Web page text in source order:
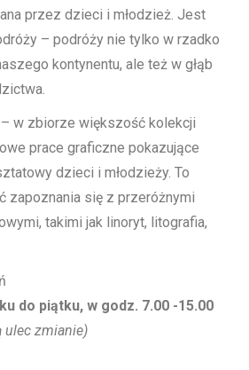
przez dzieci i młodzież. Jest
– podróży nie tylko w rzadko
kontynentu, ale też w głąb
– w zbiorze większość kolekcji
prace graficzne pokazujące
dzieci i młodzieży. To
zapoznania się z przeróżnymi
takimi jak linoryt, litografia,
do piątku, w godz. 7.00 -15.00
ulec zmianie)